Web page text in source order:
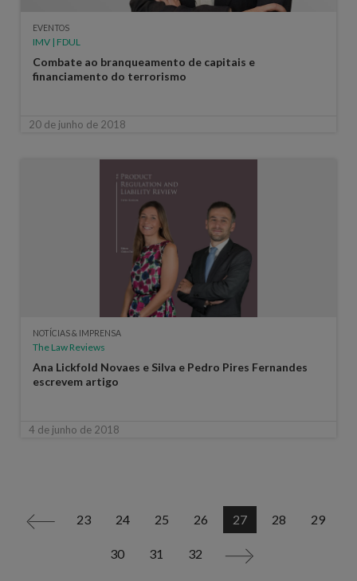
EVENTOS
IMV | FDUL
Combate ao branqueamento de capitais e
financiamento do terrorismo
20 de junho de 2018
NOTÍCIAS & IMPRENSA
The Law Reviews
Ana Lickfold Novaes e Silva e Pedro Pires Fernandes
escrevem artigo
4 de junho de 2018
< 23 24 25 26 27 28 29
30 31 32 >